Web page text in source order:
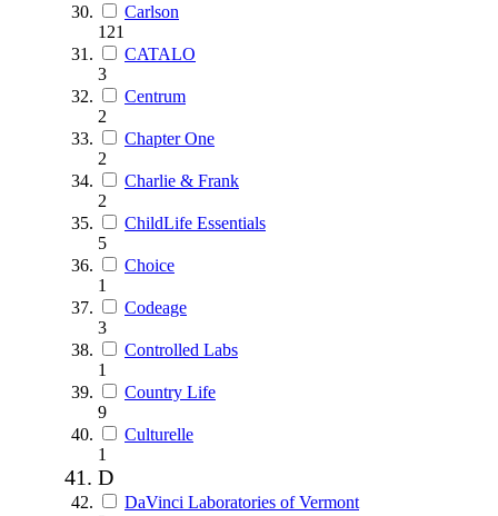
Carlson
121
CATALO
3
Centrum
2
Chapter One
2
Charlie & Frank
2
ChildLife Essentials
5
Choice
1
Codeage
3
Controlled Labs
1
Country Life
9
Culturelle
1
D
DaVinci Laboratories of Vermont